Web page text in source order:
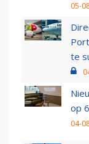
05-
te
op
04-